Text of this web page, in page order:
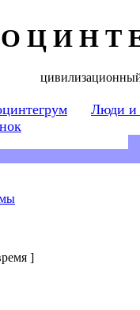
Ц И Н Т
Люди и
]